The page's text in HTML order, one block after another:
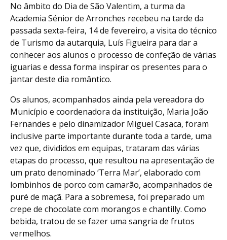
No âmbito do Dia de São Valentim, a turma da
Academia Sénior de Arronches recebeu na tarde da
passada sexta-feira, 14 de fevereiro, a visita do técnico
de Turismo da autarquia, Luís Figueira para dar a
conhecer aos alunos o processo de confeção de várias
iguarias e dessa forma inspirar os presentes para o
jantar deste dia romântico.
Os alunos, acompanhados ainda pela vereadora do
Município e coordenadora da instituição, Maria João
Fernandes e pelo dinamizador Miguel Casaca, foram
inclusive parte importante durante toda a tarde, uma
vez que, divididos em equipas, trataram das várias
etapas do processo, que resultou na apresentação de
um prato denominado ‘Terra Mar’, elaborado com
lombinhos de porco com camarão, acompanhados de
puré de maçã. Para a sobremesa, foi preparado um
crepe de chocolate com morangos e chantilly. Como
bebida, tratou de se fazer uma sangria de frutos
vermelhos.